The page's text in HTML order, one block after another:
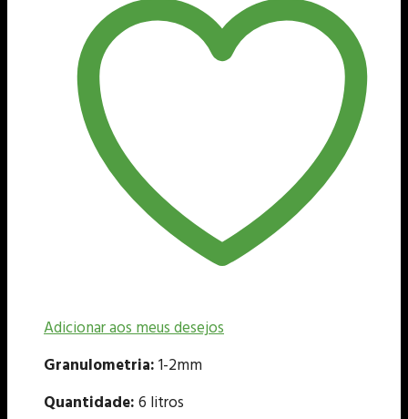
Adicionar aos meus desejos
Granulometria:1-2mm
Quantidade:6 litros